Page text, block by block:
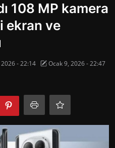
108 MP kamera
ekran ve
- 22:14
Ocak 9, 2026 - 22:47